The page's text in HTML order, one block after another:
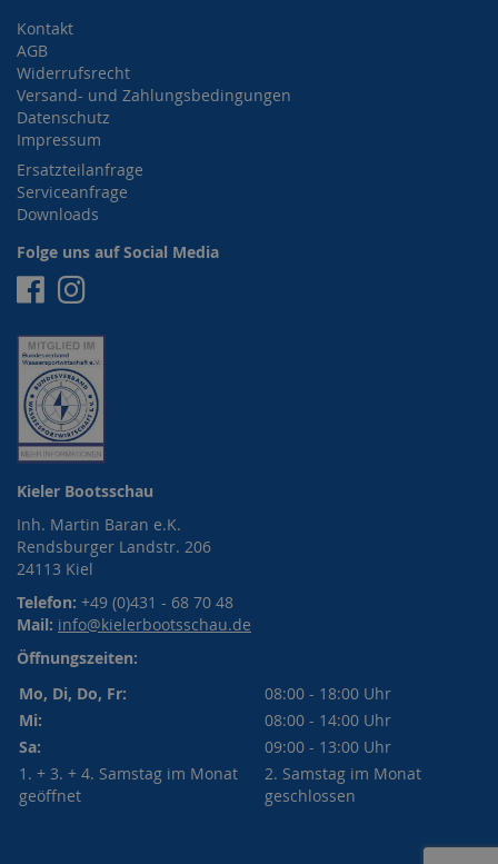
Kontakt
AGB
Widerrufsrecht
Versand- und Zahlungsbedingungen
Datenschutz
Impressum
Ersatzteilanfrage
Serviceanfrage
Downloads
Folge uns auf Social Media
Facebook
Instagram
Kieler Bootsschau
Inh. Martin Baran e.K.
Rendsburger Landstr. 206
24113 Kiel
Telefon: +49 (0)431 - 68 70 48
Mail: info@kielerbootsschau.de
Öffnungszeiten:
Mo, Di, Do, Fr:
08:00 - 18:00 Uhr
Mi:
08:00 - 14:00 Uhr
Sa:
09:00 - 13:00 Uhr
1. + 3. + 4. Samstag im Monat
geöffnet
2. Samstag im Monat
geschlossen